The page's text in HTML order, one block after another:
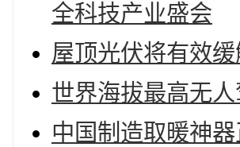
全科技产业盛会
屋顶光伏将有效
世界海拔最高无
中国制造取暖神